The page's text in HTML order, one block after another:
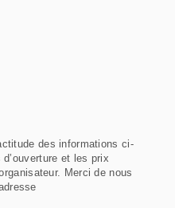
des informations ci-
et les prix
Merci de nous